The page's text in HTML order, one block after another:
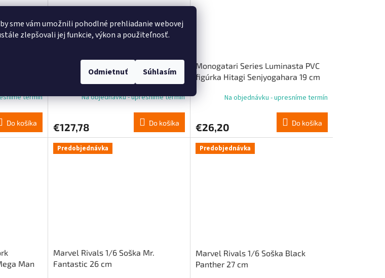
sme vám umožnili pohodlné prehliadanie webovej
zlepšovali jej funkcie, výkon a použiteľnosť.
Odmietnuť Súhlasím
cm
termín
Do košíka
Lecture“, 15 cm
Na objednávku - upresníme termín
€127,78 Do košíka
Monogatari Series Luminasta PVC
figúrka Hitagi Senjyogahara 19 cm
Na objednávku - upresníme termín
€26,20 Do košíka
Man
Predobjednávka
Marvel Rivals 1/6 Soška Mr.
Fantastic 26 cm
Predobjednávka
Marvel Rivals 1/6 Soška Black
Panther 27 cm